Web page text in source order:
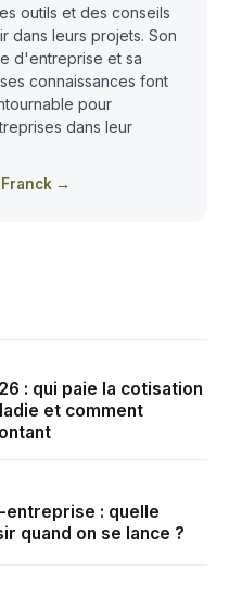
outils et des conseils
dans leurs projets. Son
d'entreprise et sa
connaissances font
pour
dans leur
→
: qui paie la cotisation
et comment
entreprise : quelle
quand on se lance ?